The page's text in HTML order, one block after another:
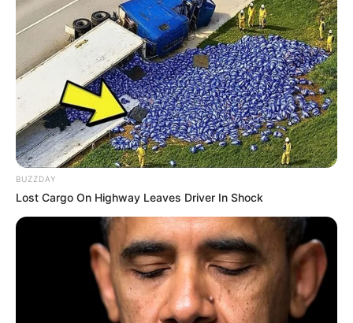
BUZZDAY
Lost Cargo On Highway Leaves Driver In Shock